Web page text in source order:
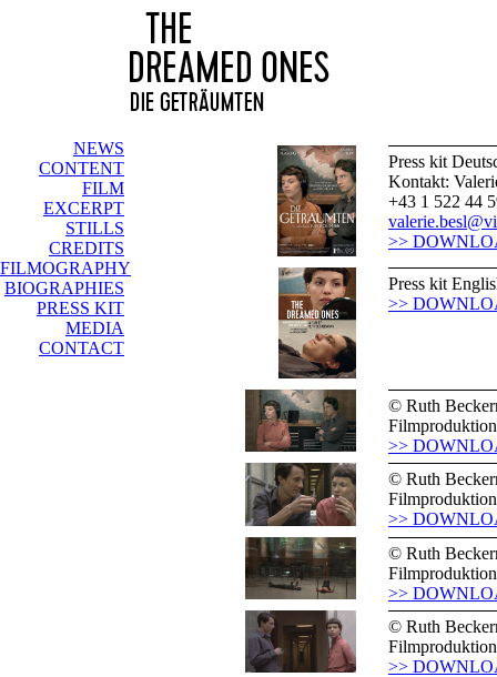
NEWS
CONTENT
FILM
EXCERPT
STILLS
CREDITS
FILMOGRAPHY
BIOGRAPHIES
PRESS KIT
MEDIA
CONTACT
Press kit
Kontakt:
+43 1 522 44
>>
Press kit
>>
© Ruth
Filmproduktion
>>
© Ruth
Filmproduktion
>>
© Ruth
Filmproduktion
>>
© Ruth
Filmproduktion
>>